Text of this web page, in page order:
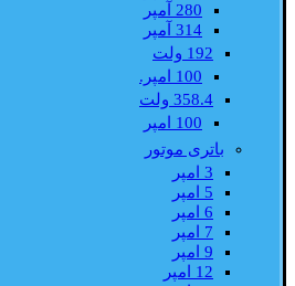
280 آمپر
314 آمپر
192 ولت
100 امپر.
358.4 ولت
100 امپر
باتری موتور
3 امپر
5 امپر
6 امپر
7 امپر
9 امپر
12 امپر